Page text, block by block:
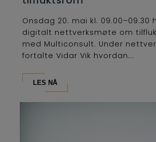
Onsdag 20. mai kl. 09.00–09.30
digitalt nettverksmøte om
med Multiconsult. Under
fortalte Vidar Vik hvordan...
LES NÅ